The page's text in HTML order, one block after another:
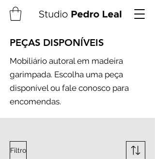
PEÇAS DISPONÍVEIS
Mobiliário autoral em madeira
garimpada. Escolha uma peça
disponível ou fale conosco para
encomendas.
Filtro